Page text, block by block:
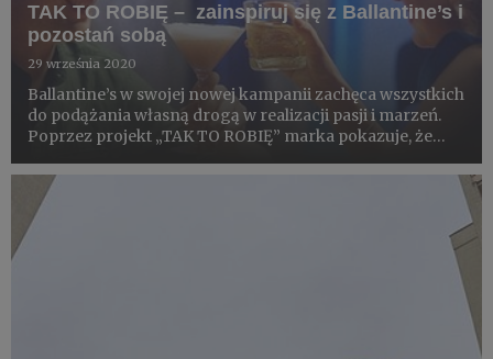
TAK TO ROBIĘ – zainspiruj się z Ballantine’s i
pozostań sobą
29 września 2020
Ballantine’s w swojej nowej kampanii zachęca wszystkich
do podążania własną drogą w realizacji pasji i marzeń.
Poprzez projekt „TAK TO ROBIĘ” marka pokazuje, że
podążania utartymi szlakami. Najważniejsze, to być
wiernym sobie...